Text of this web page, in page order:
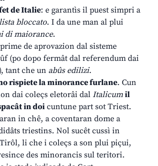
de Italie: e garantìs il puest simpri a
bloccato. I da une man al plui
di maiorance.
de aprovazion dal sisteme
(po dopo fermât dal referendum dai
tant che un abûs edilizi.
rispiete la minorance furlane. Cun
dai coleçs eletorâi dal Italicum il
in doi cuntune part sot Triest.
in chê, a coventaran dome a
triestins. Nol sucêt cussì in
li che i coleçs a son plui piçui,
des minorancis sul teritori.